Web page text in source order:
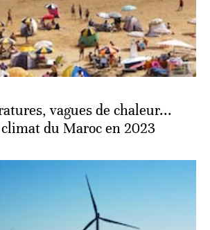
vagues de chaleur...
du Maroc en 2023